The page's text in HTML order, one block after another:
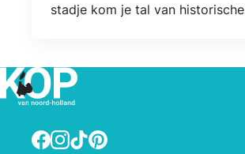
stadje kom je tal van historische
Facebook
Instagram
TikTokPinterest